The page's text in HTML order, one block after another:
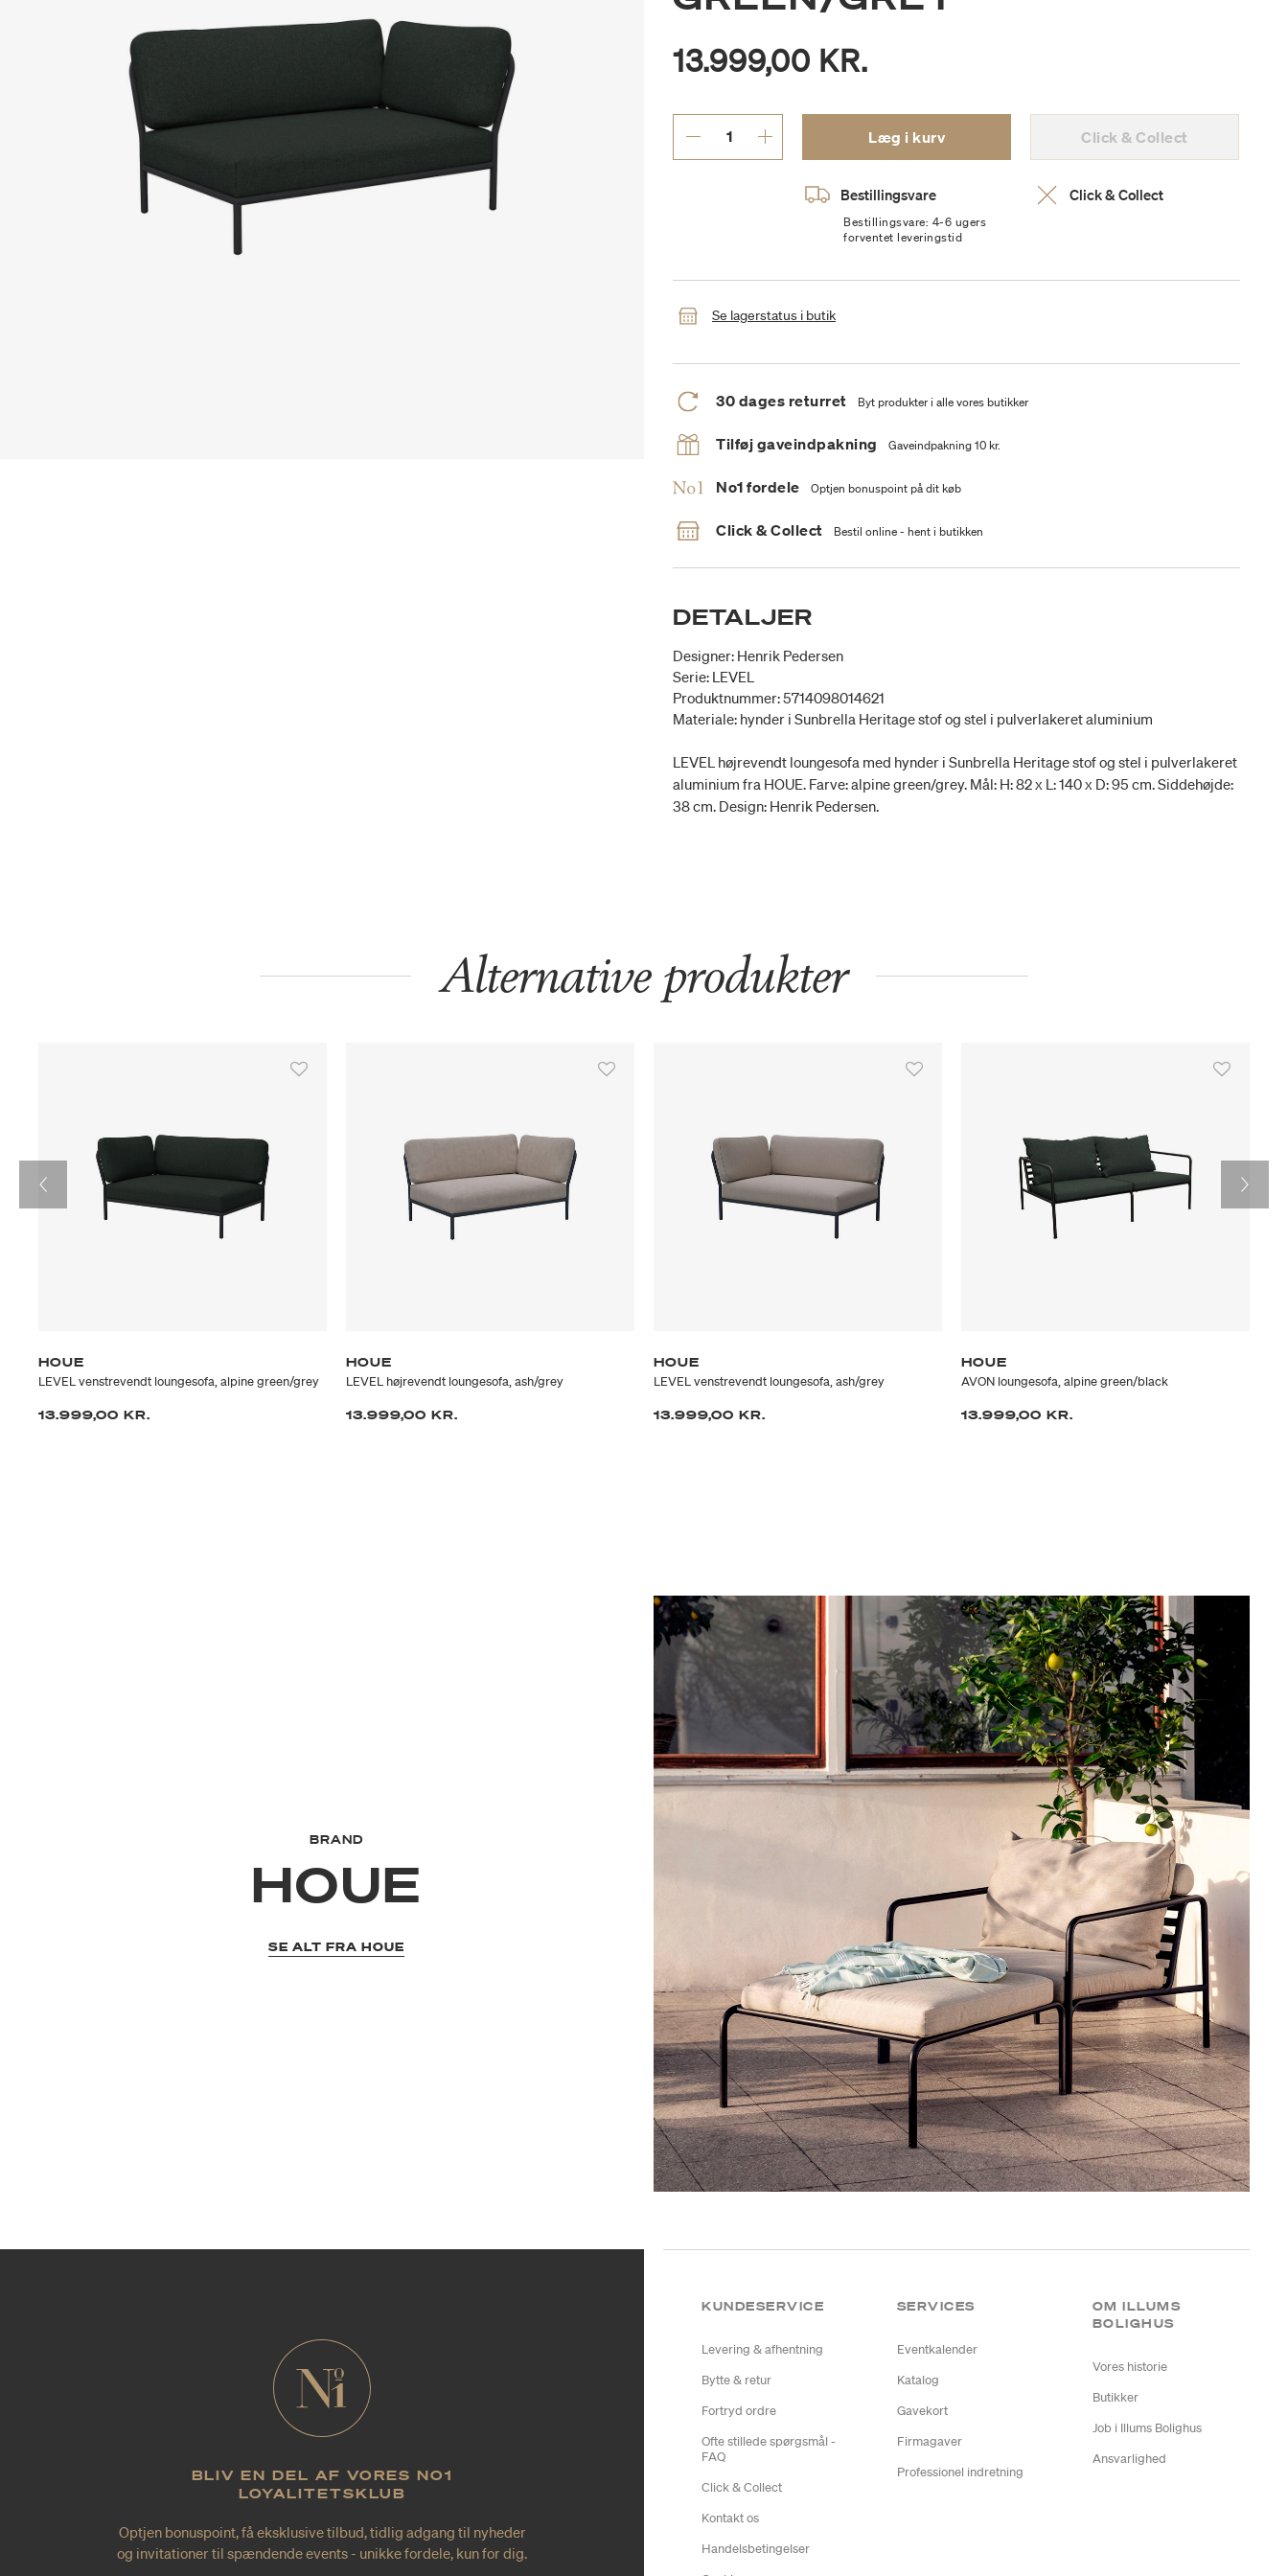
13.999,00 KR.
Læg i kurv Click & Collect
Bestillingsvare
Bestillingsvare: 4-6 ugers
forventet leveringstid
Click & Collect
Se lagerstatus i butik
30 dages returret Byt produkter i alle vores butikker
Tilføj gaveindpakning Gaveindpakning 10 kr.
No1 fordele Optjen bonuspoint på dit køb
Click & Collect Bestil online - hent i butikken
DETALJER
Designer: Henrik Pedersen
Serie: LEVEL
Produktnummer: 5714098014621
Materiale: hynder i Sunbrella Heritage stof og stel i pulverlakeret aluminium
LEVEL højrevendt loungesofa med hynder i Sunbrella Heritage stof og stel i pulverlakeret
aluminium fra HOUE. Farve: alpine green/grey. Mål: H: 82 x L: 140 x D: 95 cm. Siddehøjde:
38 cm. Design: Henrik Pedersen.
Alternative produkter
HOUE
LEVEL venstrevendt loungesofa, alpine green/grey
13.999,00 KR.
HOUE
LEVEL højrevendt loungesofa, ash/grey
13.999,00 KR.
HOUE
LEVEL venstrevendt loungesofa, ash/grey
13.999,00 KR.
HOUE
AVON loungesofa, alpine green/black
13.999,00 KR.
BRAND
HOUE
SE ALT FRA HOUE
BLIV EN DEL AF VORES NO1
LOYALITETSKLUB
Optjen bonuspoint, få eksklusive tilbud, tidlig adgang til nyheder
og invitationer til spændende events - unikke fordele, kun for dig.
KUNDESERVICE
Levering & afhentning
Bytte & retur
Fortryd ordre
Ofte stillede spørgsmål -
FAQ
Click & Collect
Kontakt os
Handelsbetingelser
SERVICES
Eventkalender
Katalog
Gavekort
Firmagaver
Professionel indretning
OM ILLUMS
BOLIGHUS
Vores historie
Butikker
Job i Illums Bolighus
Ansvarlighed